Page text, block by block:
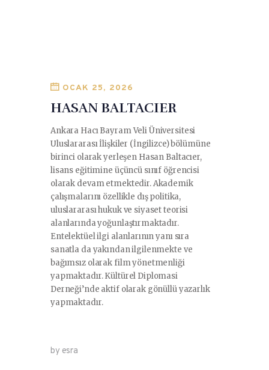
OCAK 25, 2026
HASAN BALTACIER
Ankara Hacı Bayram Veli Üniversitesi
Uluslararası İlişkiler (İngilizce) bölümüne
birinci olarak yerleşen Hasan Baltacıer,
lisans eğitimine üçüncü sınıf öğrencisi
olarak devam etmektedir. Akademik
çalışmalarını özellikle dış politika,
uluslararası hukuk ve siyaset teorisi
alanlarında yoğunlaştırmaktadır.
Entelektüel ilgi alanlarının yanı sıra
sanatla da yakından ilgilenmekte ve
bağımsız olarak film yönetmenliği
yapmaktadır. Kültürel Diplomasi
Derneği’nde aktif olarak gönüllü yazarlık
yapmaktadır.
by esra